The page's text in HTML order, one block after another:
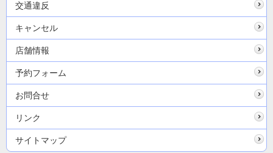
交通違反
キャンセル
店舗情報
予約フォーム
お問合せ
リンク
サイトマップ